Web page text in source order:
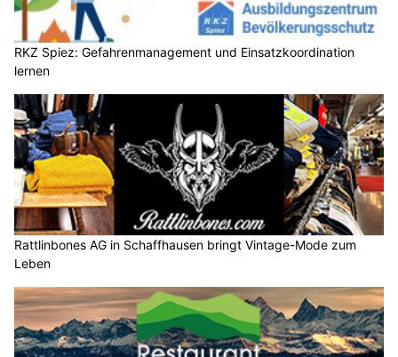
RKZ Spiez: Gefahrenmanagement und Einsatzkoordination
lernen
Rattlinbones AG in Schaffhausen bringt Vintage-Mode zum
Leben